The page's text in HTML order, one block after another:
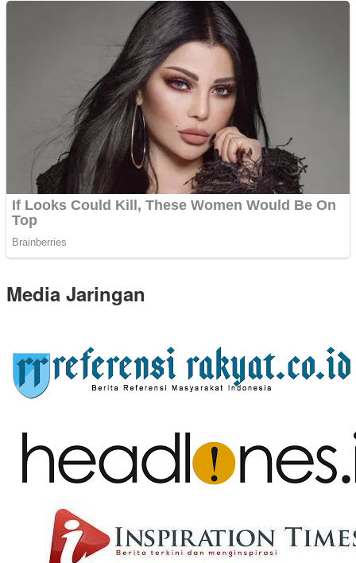
Media Jaringan